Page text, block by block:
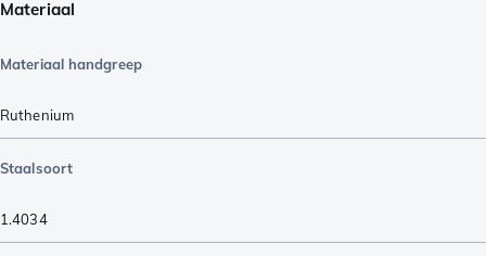
Materiaal
Materiaal handgreep
Ruthenium
Staalsoort
1.4034